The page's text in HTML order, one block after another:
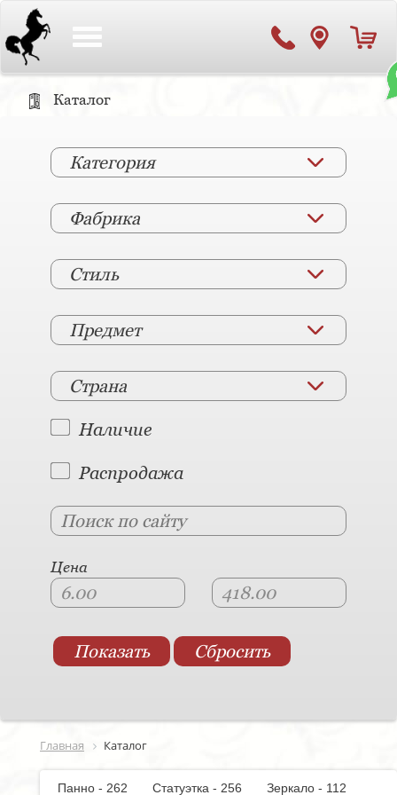
Каталог
Категория
Фабрика
Стиль
Предмет
Страна
Наличие
Распродажа
Цена
Главная Каталог
Панно - 262 Статуэтка - 256
Зеркало - 112